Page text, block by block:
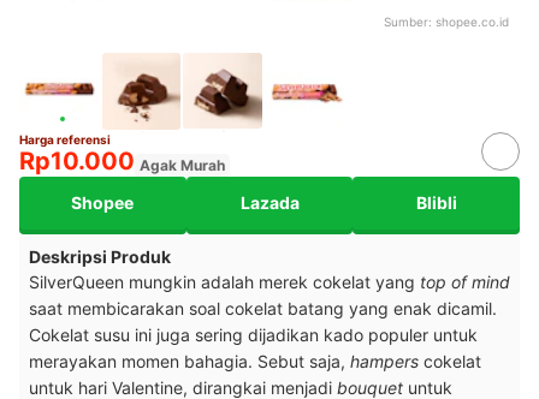
Sumber: shopee.co.id
Harga referensi
Rp10.000 Agak Murah
Shopee Lazada Blibli
Deskripsi Produk
SilverQueen mungkin adalah merek cokelat yang top of mind
saat membicarakan soal cokelat batang yang enak dicamil.
Cokelat susu ini juga sering dijadikan kado populer untuk
merayakan momen bahagia. Sebut saja, hampers cokelat
untuk hari Valentine, dirangkai menjadi bouquet untuk